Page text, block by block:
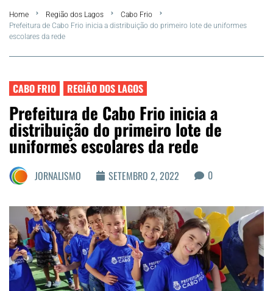
FLA Araru 2026
Araruama
Região dos Lagos
Agenda Cultural
Colunistas
Matérias Exclusivas
Home Região dos Lagos
Cabo Frio
Prefeitura de Cabo Frio inicia a distribuição do primeiro lote de uniformes
escolares da rede
CABO FRIO REGIÃO DOS LAGOS
Prefeitura de Cabo Frio inicia a
distribuição do primeiro lote de
uniformes escolares da rede
JORNALISMO SETEMBRO 2, 2022 0